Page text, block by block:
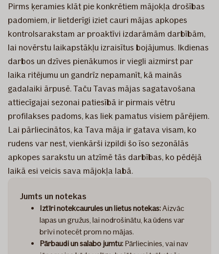
Pirms ķeramies klāt pie konkrētiem mājokļa drošības
padomiem, ir lietderīgi iziet cauri mājas apkopes
kontrolsarakstam ar proaktīvi izdarāmām darbībām,
lai novērstu laikapstākļu izraisītus bojājumus. Ikdienas
darbos un dzīves pienākumos ir viegli aizmirst par
laika ritējumu un gandrīz nepamanīt, kā mainās
gadalaiki ārpusē. Taču Tavas mājas sagatavošana
attiecīgajai sezonai patiesībā ir pirmais vētru
profilakses padoms, kas liek pamatus visiem pārējiem.
Lai pārliecinātos, ka Tava māja ir gatava visam, ko
rudens var nest, vienkārši izpildi šo īso sezonālās
apkopes sarakstu un atzīmē tās darbības, ko pēdējā
laikā esi veicis sava mājokļa labā.
Jumts un notekas
Iztīri notekcaurules un lietus notekas:Aizvāc
lapas un gružus, lai nodrošinātu, ka ūdens var
brīvi notecēt prom no mājas.
Pārbaudi un salabo jumtu: Pārliecinies, vai nav